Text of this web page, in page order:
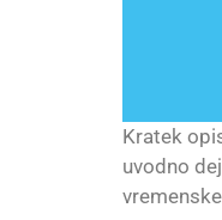
Kratek
uvodno